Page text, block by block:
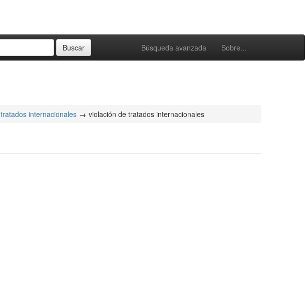
Búsqueda avanzada Sobre...
tratados internacionales violación de tratados internacionales